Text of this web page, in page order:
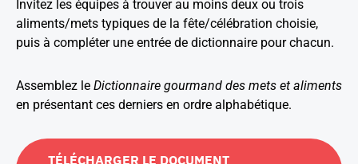
Invitez les équipes à trouver au moins deux ou trois
aliments/mets typiques de la fête/célébration choisie,
puis à compléter une entrée de dictionnaire pour chacun.
Assemblez le Dictionnaire gourmand des mets et aliments
en présentant ces derniers en ordre alphabétique.
TÉLÉCHARGER LE DOCUMENT